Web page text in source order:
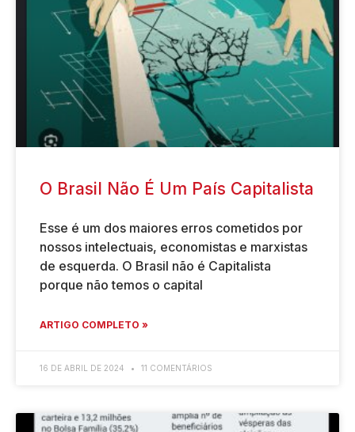
O Brasil Não É Um País Capitalista
Esse é um dos maiores erros cometidos por
nossos intelectuais, economistas e marxistas
de esquerda. O Brasil não é Capitalista
porque não temos o capital
ARTIGO COMPLETO »
16 DE ABRIL DE 2024 11 COMENTÁRIOS